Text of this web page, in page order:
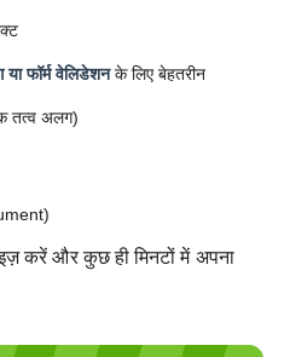
फॉर्म वेलिडेशनके लिए बेहतरीन
तत्व अलग)
करें और कुछ ही मिनटों में अपना